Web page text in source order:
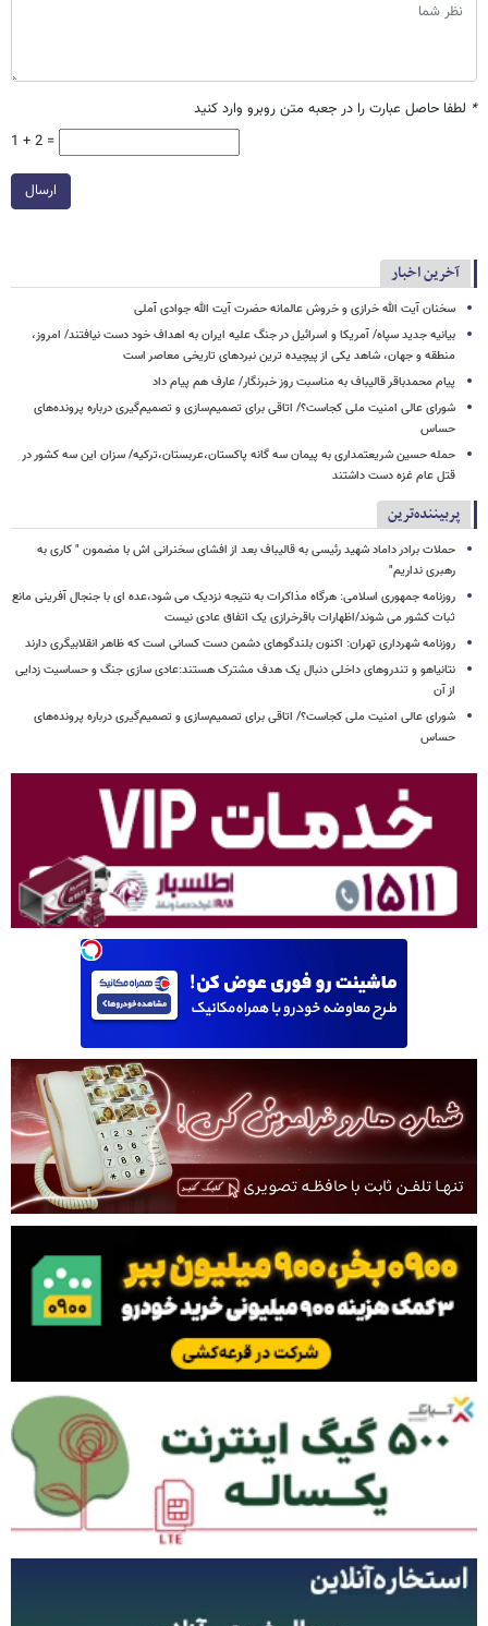
* لطفا حاصل عبارت را در جعبه متن روبرو وارد کنید
1 + 2 =
ارسال
آخرین اخبار
سخنان آیت الله خرازی و خروش عالمانه حضرت آیت الله جوادی آملی
بیانیه جدید سپاه/ آمریکا و اسرائیل در جنگ علیه ایران به اهداف خود دست نیافتند/ امروز،
منطقه و جهان، شاهد یکی از پیچیده ترین نبردهای تاریخی معاصر است
پیام محمدباقر قالیباف به مناسبت روز خبرنگار/ عارف هم پیام داد
شورای عالی امنیت ملی کجاست؟/ اتاقی برای تصمیم‌سازی و تصمیم‌گیری درباره پرونده‌های
حساس
حمله حسین شریعتمداری به پیمان سه گانه پاکستان،عربستان،ترکیه/ سزان این سه کشور در
قتل عام غزه دست داشتند
پربیننده‌ترین
حملات برادر داماد شهید رئیسی به قالیباف بعد از افشای سخنرانی اش با مضمون " کاری به
رهبری نداریم"
روزنامه جمهوری اسلامی: هرگاه مذاکرات به نتیجه نزدیک می شود،عده ای با جنجال آفرینی مانع
ثبات کشور می شوند/اظهارات باقرخرازی یک اتفاق عادی نیست
روزنامه شهرداری تهران: اکنون بلندگوهای دشمن دست کسانی است که ظاهر انقلابیگری دارند
نتانیاهو و تندروهای داخلی دنبال یک هدف مشترک هستند:عادی سازی جنگ و حساسیت زدایی
از آن
شورای عالی امنیت ملی کجاست؟/ اتاقی برای تصمیم‌سازی و تصمیم‌گیری درباره پرونده‌های
حساس